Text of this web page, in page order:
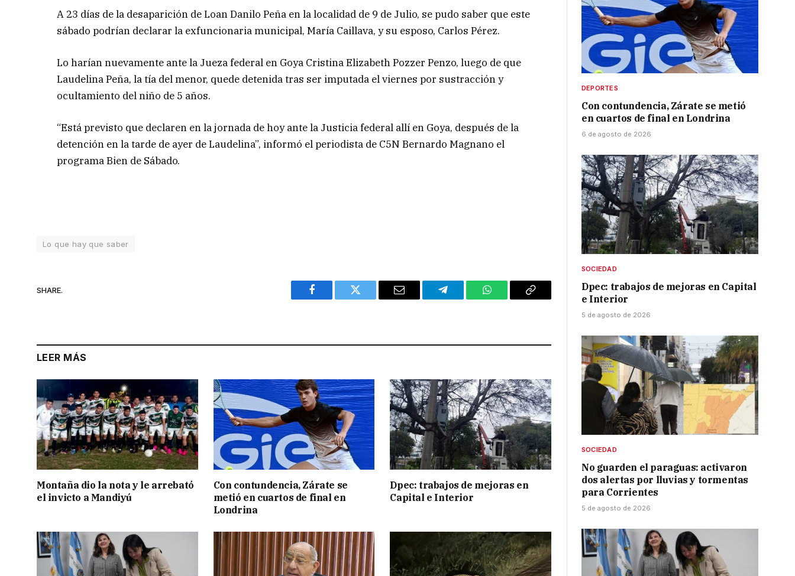
A 23 días de la desaparición de Loan Danilo Peña en la localidad de 9 de Julio, se pudo saber que este
sábado podrían declarar la exfuncionaria municipal, María Caillava, y su esposo, Carlos Pérez.
Lo harían nuevamente ante la Jueza federal en Goya Cristina Elizabeth Pozzer Penzo, luego de que
Laudelina Peña, la tía del menor, quede detenida tras ser imputada el viernes por sustracción y
ocultamiento del niño de 5 años.
“Está previsto que declaren en la jornada de hoy ante la Justicia federal allí en Goya, después de la
detención en la tarde de ayer de Laudelina”, informó el periodista de C5N Bernardo Magnano el
programa Bien de Sábado.
Lo que hay que saber
SHARE.
Facebook Twitter Email Telegram WhatsAppCopy
LEER MÁS
Montaña dio la nota y le arrebató
el invicto a Mandiyú
Con contundencia, Zárate se
metió en cuartos de final en
Londrina
Dpec: trabajos de mejoras en
Capital e Interior
DEPORTES
Con contundencia, Zárate se metió
en cuartos de final en Londrina
6 de agosto de 2026
SOCIEDAD
Dpec: trabajos de mejoras en Capital
e Interior
5 de agosto de 2026
SOCIEDAD
No guarden el paraguas: activaron
dos alertas por lluvias y tormentas
para Corrientes
5 de agosto de 2026